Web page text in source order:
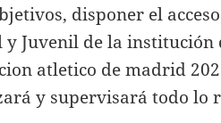
disponer el
Juvenil de la institución
atletico de madrid
y supervisará todo lo